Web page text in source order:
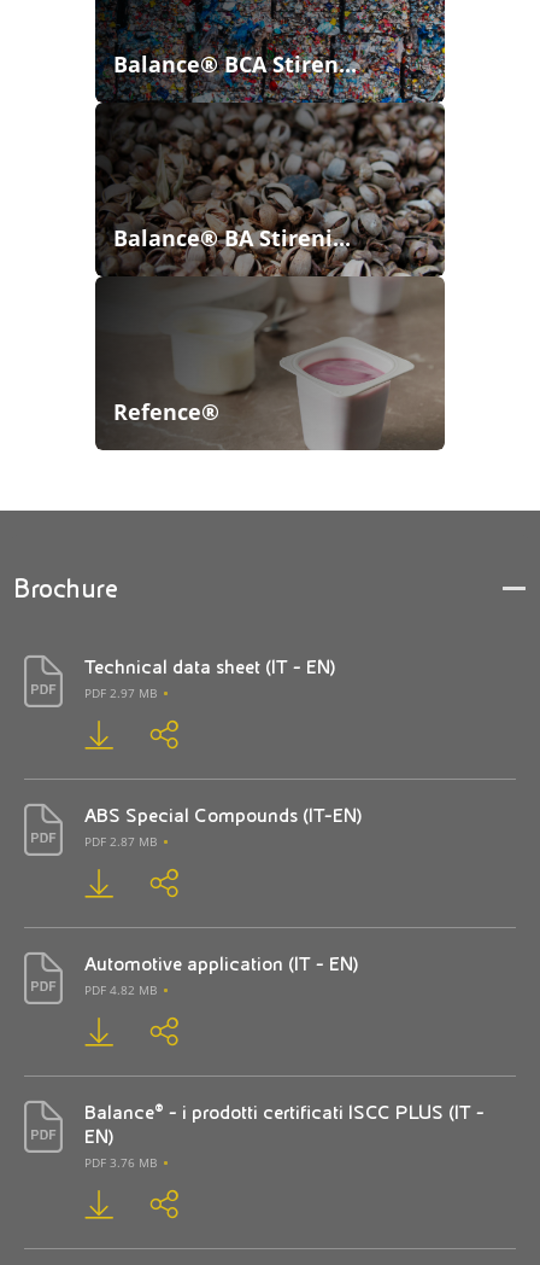
Balance® BCA Stiren...
Balance® BA Stireni...
Refence®
Brochure
Technical data sheet (IT - EN)
PDF 2.97 MB
ABS Special Compounds (IT-EN)
PDF 2.87 MB
Automotive application (IT - EN)
PDF 4.82 MB
Balance® - i prodotti certificati ISCC PLUS (IT -
EN)
PDF 3.76 MB